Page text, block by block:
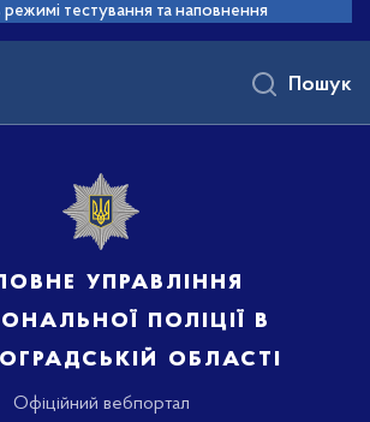
режимі тестування та наповнення
управління
поліції в
області
Офіційний вебпортал
Пошук